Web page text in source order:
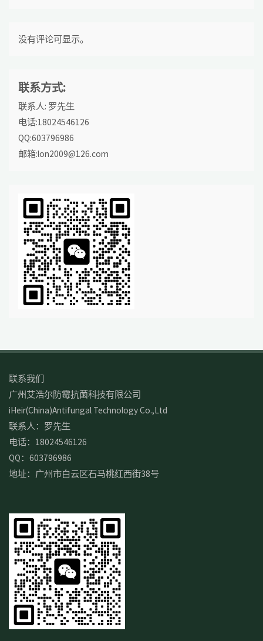
没有评论可显示。
联系方式:
联系人: 罗先生
电话:18024546126
QQ:603796986
邮箱:lon2009@126.com
联系我们
广州艾浩尔防霉抗菌科技有限公司
iHeir(China)Antifungal Technology Co.,Ltd
联系人：罗先生
电话：18024546126
QQ：603796986
地址：广州市白云区石马桃红西街38号